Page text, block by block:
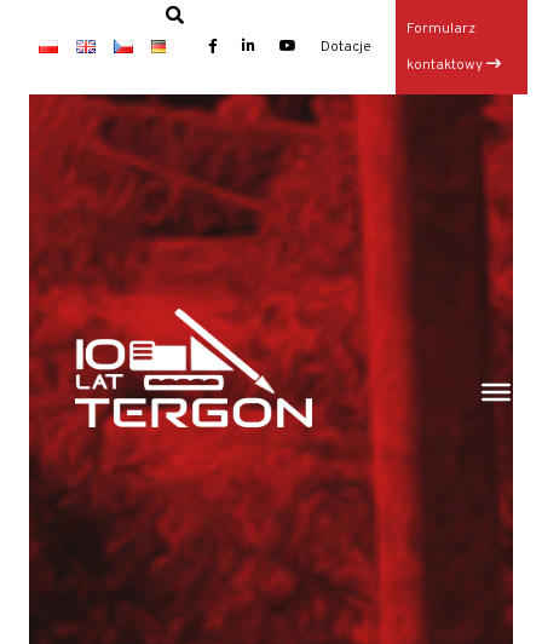
Dotacje
Formularz
kontaktowy×
Baza TERGON w dniu 14 lipca 2026
Wynajem maszyn
Jubileusz: 20-lecie KONKRET i 10-lecie TERGON
Operator Wiertnicy – Kotwiarki (K/M)
Galeria z otwarcia Bazy Sprzętu TERGON
Nasz najnowszy folder
Strona główna
Aktualności
Dotacje
Główna-old